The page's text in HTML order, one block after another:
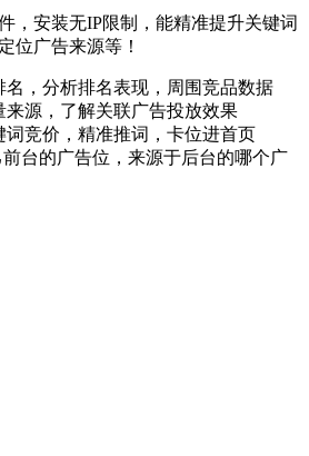
，安装无IP限制，能精准提升关键词
位广告来源等！
名，分析排名表现，周围竞品数据
来源，了解关联广告投放效果
词竞价，精准推词，卡位进首页
台的广告位，来源于后台的哪个广